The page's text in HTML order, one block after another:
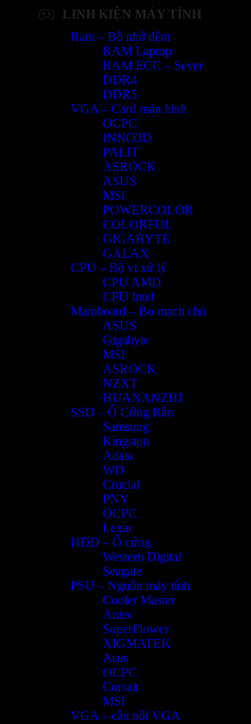
LINH KIỆN MÁY TÍNH
Ram – Bộ nhớ đệm
RAM Laptop
RAM ECC – Sever
DDR4
DDR5
VGA – Card màn hình
OCPC
INNO3D
PALIT
ASROCK
ASUS
MSI
POWERCOLOR
COLORFUL
GIGABYTE
GALAX
CPU – Bộ vi xử lý
CPU AMD
CPU Intel
Mainboard – Bo mạch chủ
ASUS
Gigabyte
MSI
ASROCK
NZXT
HUANANZHI
SSD – Ổ Cứng Rắn
Samsung
Kingston
Adata
WD
Crucial
PNY
OCPC
Lexar
HDD – Ổ cứng
Western Digital
Seagate
PSU – Nguồn máy tính
Cooler Master
Antec
SuperFlower
XIGMATEK
Asus
OCPC
Corsair
MSI
VGA – cầu nối VGA